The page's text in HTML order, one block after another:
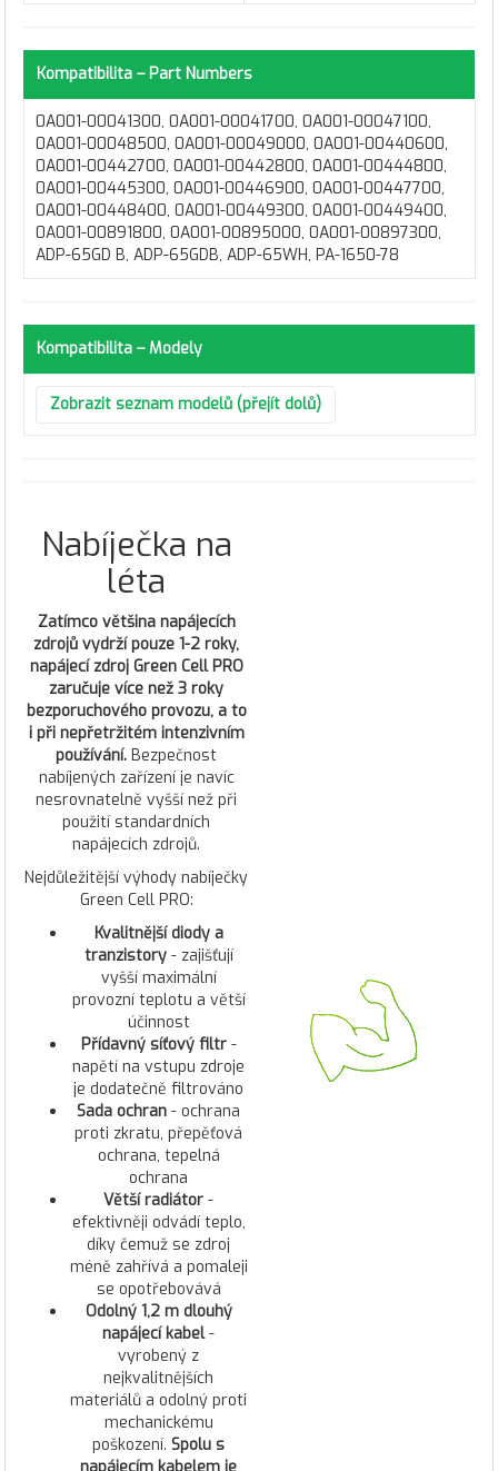
Kompatibilita – Part Numbers
0A001-00041300, 0A001-00041700, 0A001-00047100,
0A001-00048500, 0A001-00049000, 0A001-00440600,
0A001-00442700, 0A001-00442800, 0A001-00444800,
0A001-00445300, 0A001-00446900, 0A001-00447700,
0A001-00448400, 0A001-00449300, 0A001-00449400,
0A001-00891800, 0A001-00895000, 0A001-00897300,
ADP-65GD B, ADP-65GDB, ADP-65WH, PA-1650-78
Kompatibilita – Modely
Zobrazit seznam modelů (přejít dolů)
Nabíječka na
léta
Zatímco většina napájecích
zdrojů vydrží pouze 1-2 roky,
napájecí zdroj Green Cell PRO
zaručuje více než 3 roky
bezporuchového provozu, a to
i při nepřetržitém intenzivním
používání. Bezpečnost
nabíjených zařízení je navíc
nesrovnatelně vyšší než při
použití standardních
napájecích zdrojů.
Nejdůležitější výhody nabíječky
Green Cell PRO:
Kvalitnější diody a
tranzistory- zajišťují
vyšší maximální
provozní teplotu a větší
účinnost
Přídavný síťový filtr-
napětí na vstupu zdroje
je dodatečně filtrováno
Sada ochran - ochrana
proti zkratu, přepěťová
ochrana, tepelná
ochrana
Větší radiátor -
efektivněji odvádí teplo,
díky čemuž se zdroj
méně zahřívá a pomaleji
se opotřebovává
Odolný 1,2 m dlouhý
napájecí kabel-
vyrobený z
nejkvalitnějších
materiálů a odolný proti
mechanickému
poškození. Spolu s